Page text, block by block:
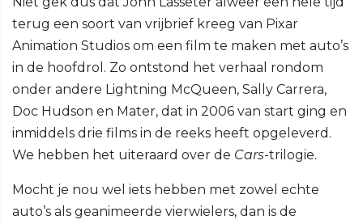
terug een soort van vrijbrief kreeg van Pixar
Animation Studios om een film te maken met auto’s
in de hoofdrol. Zo ontstond het verhaal rondom
onder andere Lightning McQueen, Sally Carrera,
Doc Hudson en Mater, dat in 2006 van start ging en
inmiddels drie films in de reeks heeft opgeleverd.
We hebben het uiteraard over de Cars-trilogie.
Mocht je nou wel iets hebben met zowel echte
auto’s als geanimeerde vierwielers, dan is de